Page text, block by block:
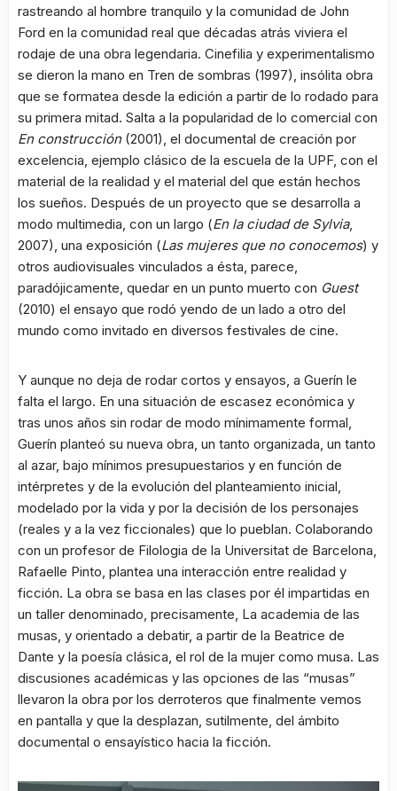
rastreando al hombre tranquilo y la comunidad de John
Ford en la comunidad real que décadas atrás viviera el
rodaje de una obra legendaria. Cinefilia y experimentalismo
se dieron la mano en Tren de sombras (1997), insólita obra
que se formatea desde la edición a partir de lo rodado para
su primera mitad. Salta a la popularidad de lo comercial con
En construcción(2001), el documental de creación por
excelencia, ejemplo clásico de la escuela de la UPF, con el
material de la realidad y el material del que están hechos
los sueños. Después de un proyecto que se desarrolla a
modo multimedia, con un largo (En la ciudad de Sylvia,
2007), una exposición (Las mujeres que no conocemos) y
otros audiovisuales vinculados a ésta, parece,
paradójicamente, quedar en un punto muerto con Guest
(2010) el ensayo que rodó yendo de un lado a otro del
mundo como invitado en diversos festivales de cine.
Y aunque no deja de rodar cortos y ensayos, a Guerín le
falta el largo. En una situación de escasez económica y
tras unos años sin rodar de modo mínimamente formal,
Guerín planteó su nueva obra, un tanto organizada, un tanto
al azar, bajo mínimos presupuestarios y en función de
intérpretes y de la evolución del planteamiento inicial,
modelado por la vida y por la decisión de los personajes
(reales y a la vez ficcionales) que lo pueblan. Colaborando
con un profesor de Filologia de la Universitat de Barcelona,
Rafaelle Pinto, plantea una interacción entre realidad y
ficción. La obra se basa en las clases por él impartidas en
un taller denominado, precisamente, La academia de las
musas, y orientado a debatir, a partir de la Beatrice de
Dante y la poesía clásica, el rol de la mujer como musa. Las
discusiones académicas y las opciones de las “musas”
llevaron la obra por los derroteros que finalmente vemos
en pantalla y que la desplazan, sutilmente, del ámbito
documental o ensayístico hacia la ficción.